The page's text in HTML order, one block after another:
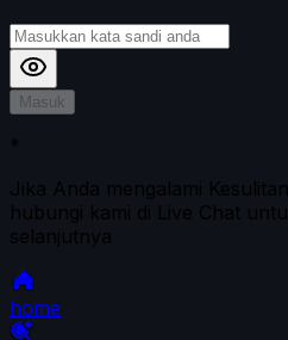
Masuk
*
Jika Anda mengalami
hubungi kami di Live Chat
selanjutnya
home